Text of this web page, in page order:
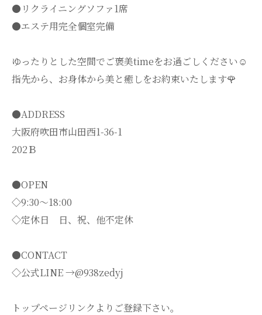
●リクライニングソファ1席
●エステ用完全個室完備
ゆったりとした空間でご褒美timeをお過ごしください☺️
指先から、お身体から美と癒しをお約束いたします🌹
●ADDRESS
大阪府吹田市山田西1-36-1
202Ｂ
●OPEN
◇9:30～18:00
◇定休日 日、祝、他不定休
●CONTACT
◇公式LINE →@938zedyj
トップページリンクよりご登録下さい。